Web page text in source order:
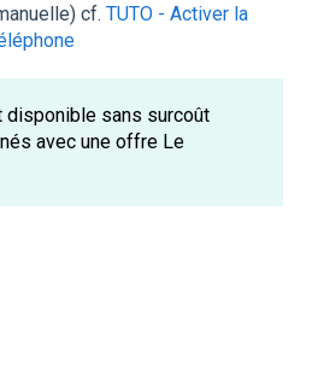
cf. TUTO - Activer la
disponible sans surcoût
avec une offre Le